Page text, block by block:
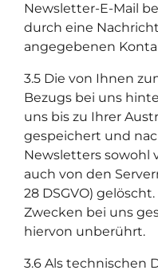
Newsletter-E-Mail
durch eine
angegebenen
3.5 Die von Ihnen
Bezugs bei uns
uns bis zu Ihrer
gespeichert und
Newsletters sowohl
auch von den
28 DSGVO)
Zwecken bei uns
hiervon unberührt.
3.6 Als technischen